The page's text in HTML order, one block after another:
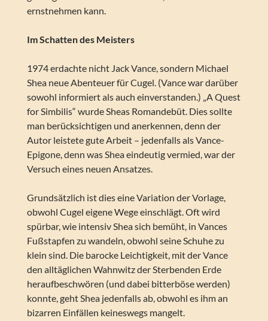
ernstnehmen kann.
Im Schatten des Meisters
1974 erdachte nicht Jack Vance, sondern Michael
Shea neue Abenteuer für Cugel. (Vance war darüber
sowohl informiert als auch einverstanden.) „A Quest
for Simbilis“ wurde Sheas Romandebüt. Dies sollte
man berücksichtigen und anerkennen, denn der
Autor leistete gute Arbeit – jedenfalls als Vance-
Epigone, denn was Shea eindeutig vermied, war der
Versuch eines neuen Ansatzes.
Grundsätzlich ist dies eine Variation der Vorlage,
obwohl Cugel eigene Wege einschlägt. Oft wird
spürbar, wie intensiv Shea sich bemüht, in Vances
Fußstapfen zu wandeln, obwohl seine Schuhe zu
klein sind. Die barocke Leichtigkeit, mit der Vance
den alltäglichen Wahnwitz der Sterbenden Erde
heraufbeschwören (und dabei bitterböse werden)
konnte, geht Shea jedenfalls ab, obwohl es ihm an
bizarren Einfällen keineswegs mangelt.